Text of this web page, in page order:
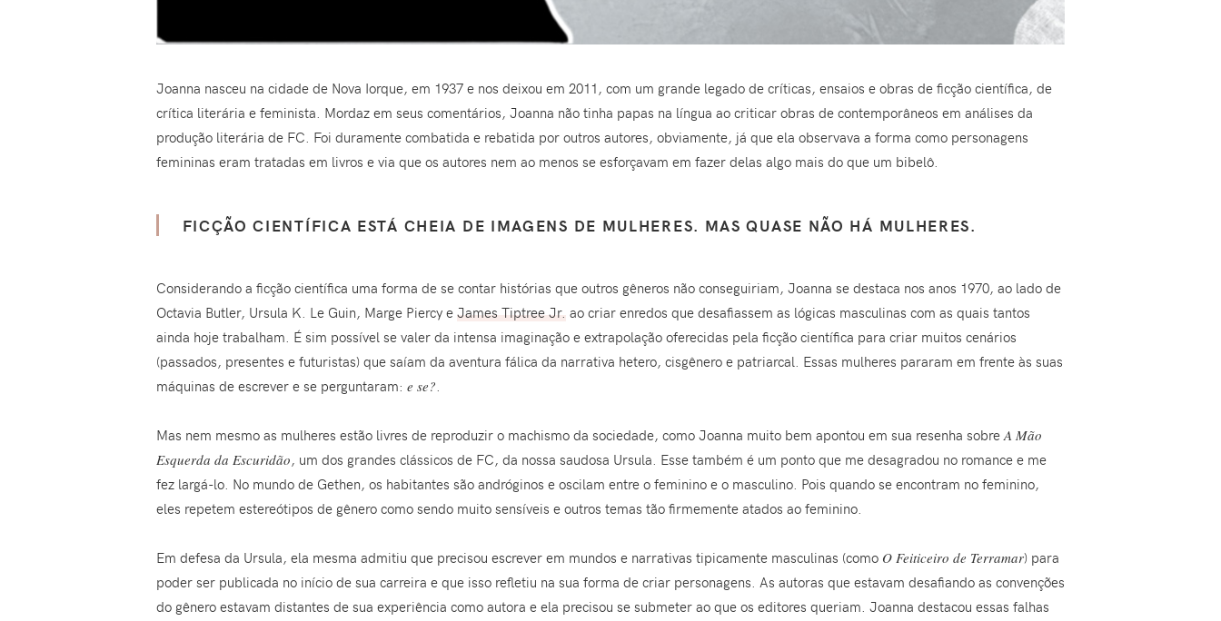
Joanna nasceu na cidade de Nova Iorque, em 1937 e nos deixou em 2011, com um grande legado de críticas, ensaios e obras de ficção científica, de
crítica literária e feminista. Mordaz em seus comentários, Joanna não tinha papas na língua ao criticar obras de contemporâneos em análises da
produção literária de FC. Foi duramente combatida e rebatida por outros autores, obviamente, já que ela observava a forma como personagens
femininas eram tratadas em livros e via que os autores nem ao menos se esforçavam em fazer delas algo mais do que um bibelô.
FICÇÃO CIENTÍFICA ESTÁ CHEIA DE IMAGENS DE MULHERES. MAS QUASE NÃO HÁ MULHERES.
Considerando a ficção científica uma forma de se contar histórias que outros gêneros não conseguiriam, Joanna se destaca nos anos 1970, ao lado de
Octavia Butler, Ursula K. Le Guin, Marge Piercy e James Tiptree Jr. ao criar enredos que desafiassem as lógicas masculinas com as quais tantos
ainda hoje trabalham. É sim possível se valer da intensa imaginação e extrapolação oferecidas pela ficção científica para criar muitos cenários
(passados, presentes e futuristas) que saíam da aventura fálica da narrativa hetero, cisgênero e patriarcal. Essas mulheres pararam em frente às suas
máquinas de escrever e se perguntaram: e se?.
Mas nem mesmo as mulheres estão livres de reproduzir o machismo da sociedade, como Joanna muito bem apontou em sua resenha sobreA Mão
Esquerda da Escuridão, um dos grandes clássicos de FC, da nossa saudosa Ursula. Esse também é um ponto que me desagradou no romance e me
fez largá-lo. No mundo de Gethen, os habitantes são andróginos e oscilam entre o feminino e o masculino. Pois quando se encontram no feminino,
eles repetem estereótipos de gênero como sendo muito sensíveis e outros temas tão firmemente atados ao feminino.
Em defesa da Ursula, ela mesma admitiu que precisou escrever em mundos e narrativas tipicamente masculinas (como O Feiticeiro de Terramar) para
poder ser publicada no início de sua carreira e que isso refletiu na sua forma de criar personagens. As autoras que estavam desafiando as convenções
do gênero estavam distantes de sua experiência como autora e ela precisou se submeter ao que os editores queriam. Joanna destacou essas falhas